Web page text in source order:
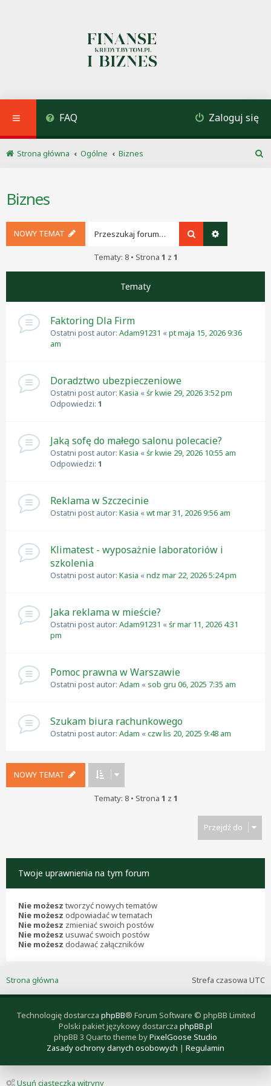
FAQ Zaloguj się
Strona główna Ogólne
Biznes
Biznes
NOWY TEMAT Szukaj
Tematy: 8 • Strona 1 z 1
Tematy
Faktoring Dla Firm
Ostatni post autor: Adam91231 «pt maja 15, 2026 9:36
am
Doradztwo ubezpieczeniowe
Ostatni post autor: Kasia «śr kwie 29, 2026 3:52 pm
Odpowiedzi: 1
Jaką sofę do małego salonu polecacie?
Ostatni post autor: Kasia «śr kwie 29, 2026 10:55 am
Odpowiedzi: 1
Reklama w Szczecinie
Ostatni post autor: Kasia «wt mar 31, 2026 9:56 am
Klimatest - wyposażnie laboratoriów i
szkolenia
Ostatni post autor: Kasia «ndz mar 22, 2026 5:24 pm
Jaka reklama w mieście?
Ostatni post autor: Adam91231 «śr mar 11, 2026 4:31
pm
Pomoc prawna w Warszawie
Ostatni post autor: Adam «sob gru 06, 2025 7:35 am
Szukam biura rachunkowego
Ostatni post autor: Adam «czw lis 20, 2025 9:48 am
NOWY TEMAT
Tematy: 8 • Strona 1 z 1
Przejdź do
Twoje uprawnienia na tym forum
Nie możesz tworzyć nowych tematów
Nie możesz odpowiadać w tematach
Nie możesz zmieniać swoich postów
Nie możesz usuwać swoich postów
Nie możesz dodawać załączników
Strefa czasowa UTC
Strona główna
Technologię dostarcza phpBB® Forum Software © phpBB Limited
Polski pakiet językowy dostarcza phpBB.pl
phpBB 3 Quarto theme byPixelGoose Studio
Zasady ochrony danych osobowych | Regulamin
Usuń ciasteczka witryny